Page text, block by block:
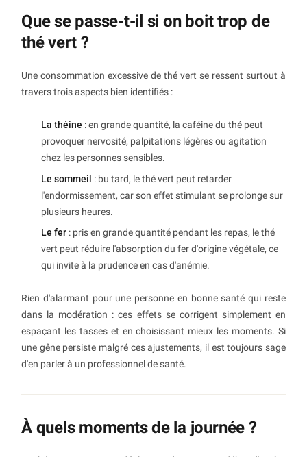
Que se passe-t-il si on boit trop de
thé vert ?
Une consommation excessive de thé vert se ressent surtout à
travers trois aspects bien identifiés :
La théine : en grande quantité, la caféine du thé peut
provoquer nervosité, palpitations légères ou agitation
chez les personnes sensibles.
Le sommeil : bu tard, le thé vert peut retarder
l'endormissement, car son effet stimulant se prolonge sur
plusieurs heures.
Le fer : pris en grande quantité pendant les repas, le thé
vert peut réduire l'absorption du fer d'origine végétale, ce
qui invite à la prudence en cas d'anémie.
Rien d'alarmant pour une personne en bonne santé qui reste
dans la modération : ces effets se corrigent simplement en
espaçant les tasses et en choisissant mieux les moments. Si
une gêne persiste malgré ces ajustements, il est toujours sage
d'en parler à un professionnel de santé.
À quels moments de la journée ?